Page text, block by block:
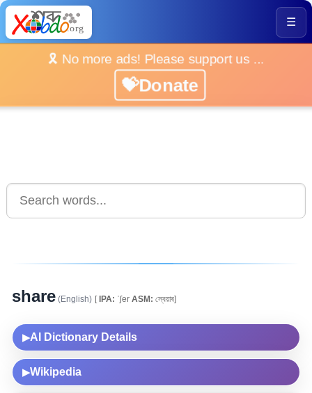
☰
🎗️ No more ads! Please support us ...
💝Donate
share (English) [IPA: ˈʃer ASM: স্বেয়াৰ]
▶AI Dictionary Details
▶Wikipedia